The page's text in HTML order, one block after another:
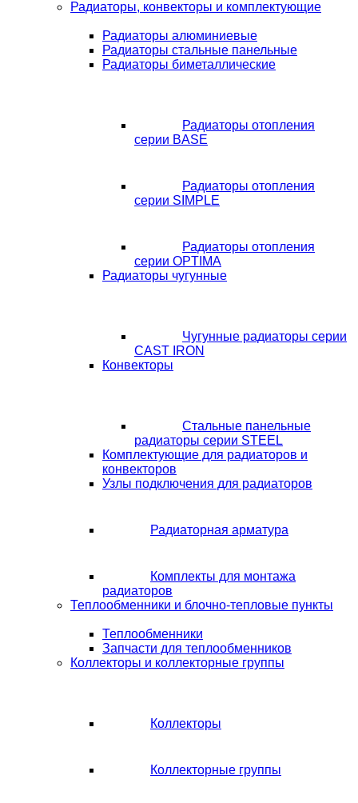
Радиаторы, конвекторы и комплектующие
Радиаторы алюминиевые
Радиаторы стальные панельные
Радиаторы биметаллические
Радиаторы отопления
серии BASE
Радиаторы отопления
серии SIMPLE
Радиаторы отопления
серии OPTIMA
Радиаторы чугунные
Чугунные радиаторы серии
CAST IRON
Конвекторы
Стальные панельные
радиаторы серии STEEL
Комплектующие для радиаторов и
конвекторов
Узлы подключения для радиаторов
Радиаторная арматура
Комплекты для монтажа
радиаторов
Теплообменники и блочно-тепловые пункты
Теплообменники
Запчасти для теплообменников
Коллекторы и коллекторные группы
Коллекторы
Коллекторные группы